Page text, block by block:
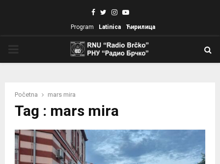
Facebook
TwitterInstagram
Youtube
Program Latinica Ћирилица
Početna mars mira
Tag : mars mira